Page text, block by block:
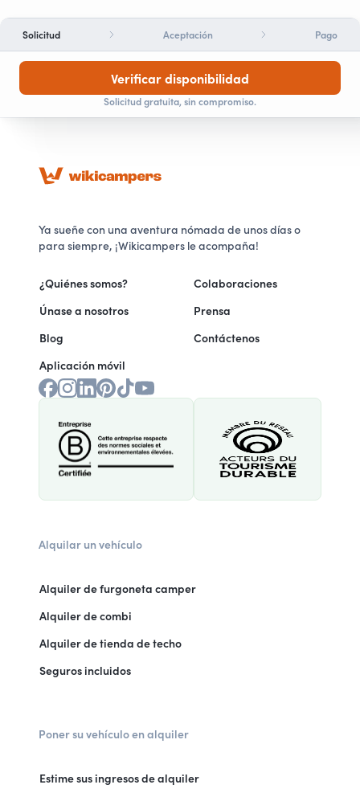
Solicitud Aceptación Pago
Verificar disponibilidad
Solicitud gratuita, sin compromiso.
Ya sueñe con una aventura nómada de unos días o
para siempre, ¡Wikicampers le acompaña!
¿Quiénes somos?
Únase a nosotros
Blog
Aplicación móvil
Colaboraciones
Prensa
Contáctenos
Alquilar un vehículo
Alquiler de furgoneta camper
Alquiler de combi
Alquiler de tienda de techo
Seguros incluidos
Poner su vehículo en alquiler
Estime sus ingresos de alquiler